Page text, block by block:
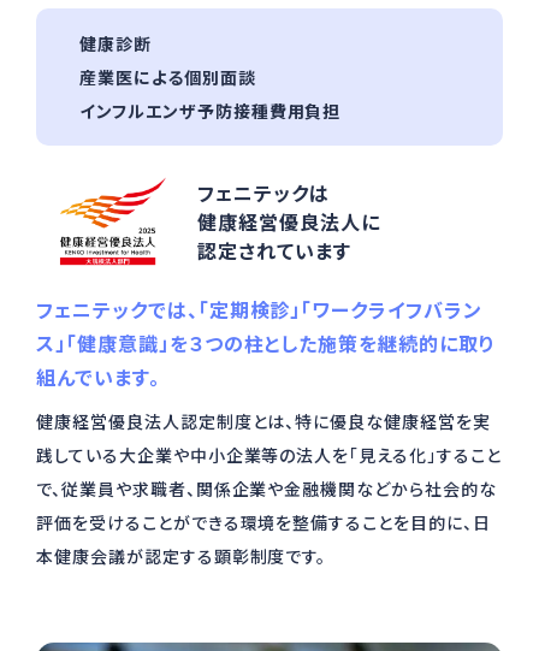
健康診断
産業医による個別⾯談
インフルエンザ予防接種費⽤負担
フェニテックは
健康経営優良法⼈に
認定されています
フェニテックでは、「定期検診」「ワークライフバラン
ス」「健康意識」を３つの柱とした施策を継続的に取り
組んでいます。
健康経営優良法⼈認定制度とは、特に優良な健康経営を実
践している⼤企業や中⼩企業等の法⼈を「⾒える化」すること
で、従業員や求職者、関係企業や⾦融機関などから社会的な
評価を受けることができる環境を整備することを⽬的に、⽇
本健康会議が認定する顕彰制度です。